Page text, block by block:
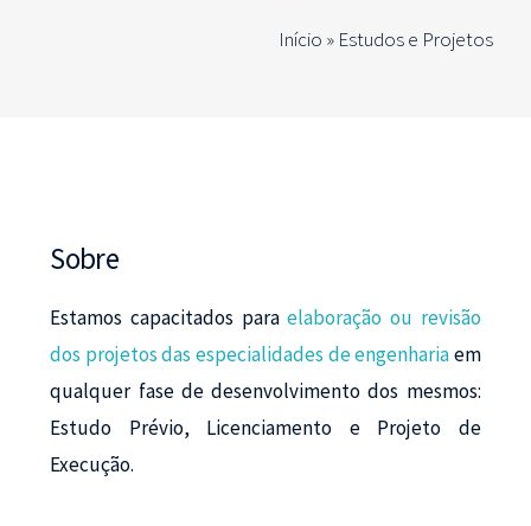
Início » Estudos e Projetos
Sobre
Estamos capacitados paraelaboração ou revisão
dos projetos das especialidades de engenhariaem
qualquer fase de desenvolvimento dos mesmos:
Estudo Prévio, Licenciamento e Projeto de
Execução.
Technical Due Diligence
PT